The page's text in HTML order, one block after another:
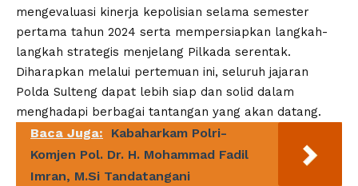
mengevaluasi kinerja kepolisian selama semester
pertama tahun 2024 serta mempersiapkan langkah-
langkah strategis menjelang Pilkada serentak.
Diharapkan melalui pertemuan ini, seluruh jajaran
Polda Sulteng dapat lebih siap dan solid dalam
menghadapi berbagai tantangan yang akan datang.
Baca Juga:
Kabaharkam Polri-
Komjen Pol. Dr. H. Mohammad Fadil
Imran, M.Si Tandatangani